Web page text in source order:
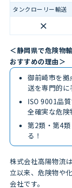
タンクローリー輸送
×
＜静岡県で危険物
おすすめの理由＞
御前崎市を
送を専門的に
ISO 9001品
全確実な危険
第2類・第4
る！
株式会社高陽物流
立以来、危険物や
会社です。